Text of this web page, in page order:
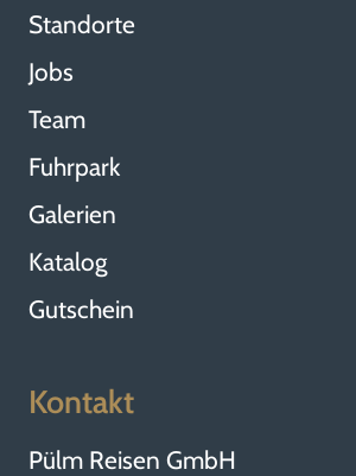
Standorte
Jobs
Team
Fuhrpark
Galerien
Katalog
Gutschein
Kontakt
Pülm Reisen GmbH